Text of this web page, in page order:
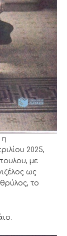
η
2025,
με
ως
το